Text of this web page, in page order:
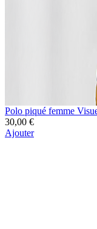
Polo piqué femme
30,00 €
Ajouter